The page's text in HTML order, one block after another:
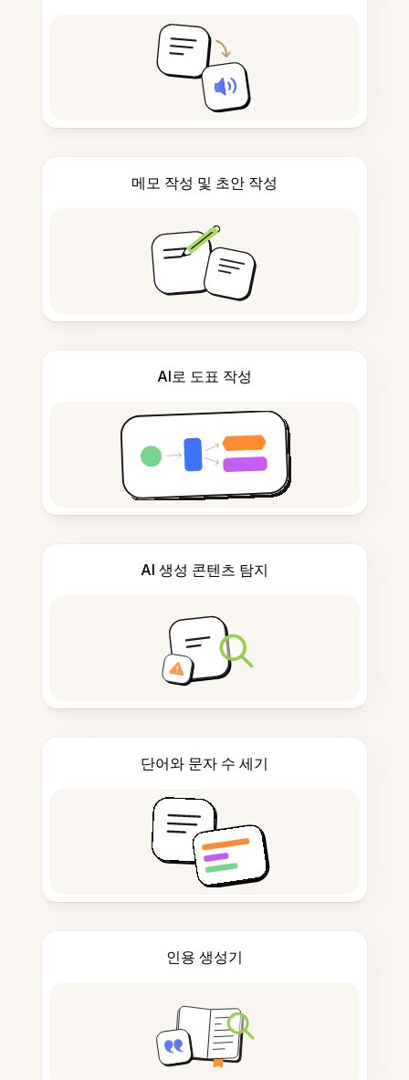
메모 작성 및 초안 작성
AI로 도표 작성
AI 생성 콘텐츠 탐지
단어와 문자 수 세기
인용 생성기